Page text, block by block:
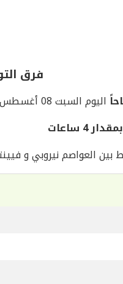
فرق
اليوم السبت 08 أغسطس 2026 تكون الساعة في لاوس
4 ساعات
العواصم نيروبي و